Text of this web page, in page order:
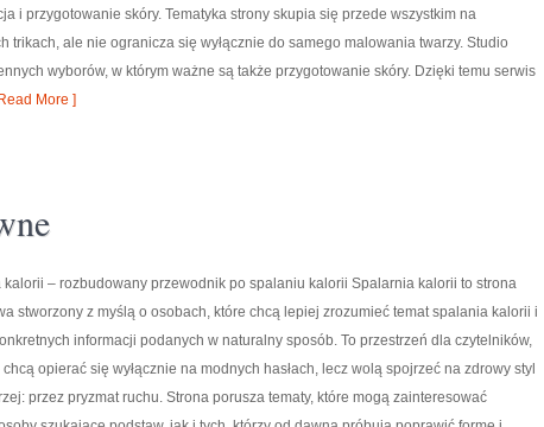
i przygotowanie skóry. Tematyka strony skupia się przede wszystkim na
trikach, ale nie ogranicza się wyłącznie do samego malowania twarzy. Studio
wyborów, w którym ważne są także przygotowanie skóry. Dzięki temu serwis
More ]
kalorii – rozbudowany przewodnik po spalaniu kalorii Spalarnia kalorii to strona
stworzony z myślą o osobach, które chcą lepiej zrozumieć temat spalania kalorii i
informacji podanych w naturalny sposób. To przestrzeń dla czytelników,
chcą opierać się wyłącznie na modnych hasłach, lecz wolą spojrzeć na zdrowy styl
przez pryzmat ruchu. Strona porusza tematy, które mogą zainteresować